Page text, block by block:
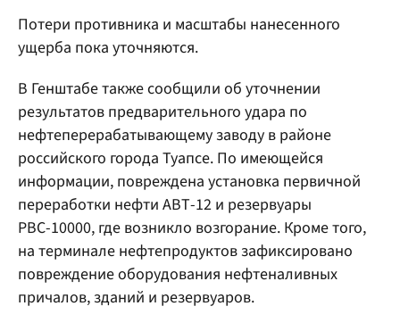
Потери противника и масштабы нанесенного
ущерба пока уточняются.
В Генштабе также сообщили об уточнении
результатов предварительного удара по
нефтеперерабатывающему заводу в районе
российского города Туапсе. По имеющейся
информации, повреждена установка первичной
переработки нефти АВТ-12 и резервуары
РВС-10000, где возникло возгорание. Кроме того,
на терминале нефтепродуктов зафиксировано
повреждение оборудования нефтеналивных
причалов, зданий и резервуаров.